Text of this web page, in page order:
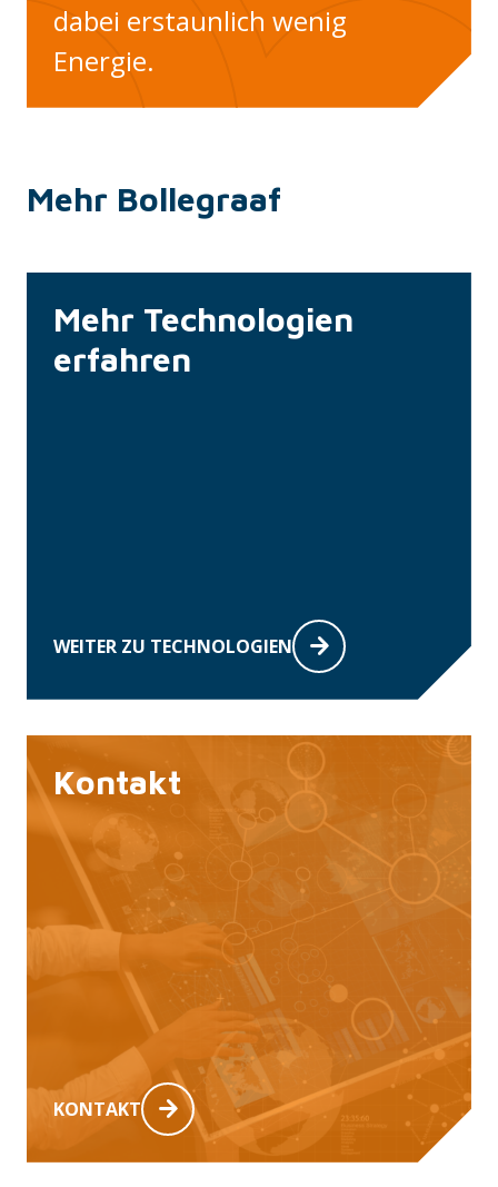
dabei erstaunlich wenig
Energie.
Mehr Bollegraaf
Mehr Technologien
erfahren
WEITER ZU TECHNOLOGIEN
Kontakt
KONTAKT